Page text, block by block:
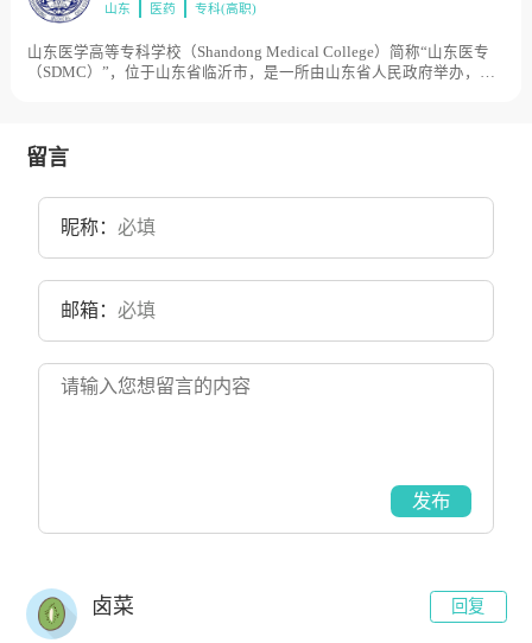
山东 医药 专科(高职)
山东医学高等专科学校（Shandong Medical College）简称“山东医专
（SDMC）”，位于山东省临沂市，是一所由山东省人民政府举办，并
系青岛医学院在沂水设立的分校；1972年，命名为沂水医学专科学
校；1986年，更名为临沂医学专科学校；2004年，更名为山东医学高
留言
昵称：
邮箱：
发布
卤菜 回复